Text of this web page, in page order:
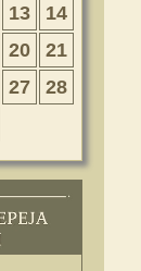
13
14
20
21
27
28